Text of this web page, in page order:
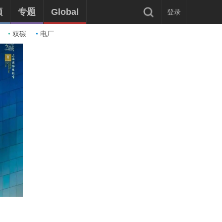
双碳 电厂
专题 Global 登录